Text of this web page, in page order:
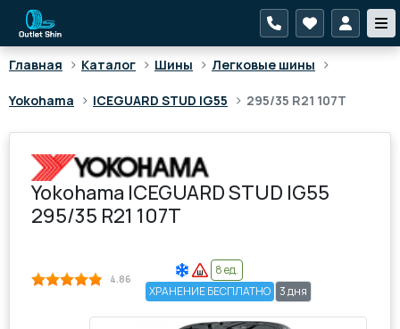
Главная > Каталог > Шины > Легковые шины >
Yokohama > ICEGUARD STUD IG55 > 295/35 R21 107T
Yokohama ICEGUARD STUD IG55
295/35 R21 107T
4.86
8 ед.
ХРАНЕНИЕ БЕСПЛАТНО 3 дня